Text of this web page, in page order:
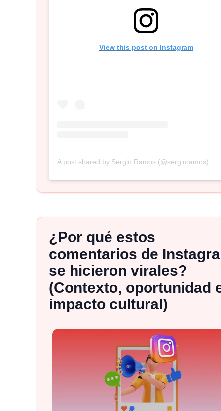
View this post on Instagram
A post shared by Sergio Ramos (@sergioramos)
¿Por qué estos
comentarios de
se hicieron virales?
(Contexto, oportunidad
impacto cultural)